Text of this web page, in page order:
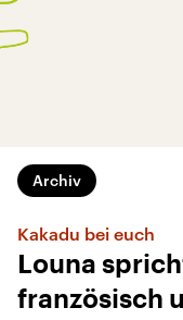
Archiv
Kakadu bei euch
Louna
französisch